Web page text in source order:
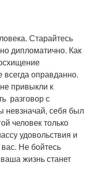
Старайтесь
дипломатично. Как
всегда оправданно.
привыкли к
разговор с
невзначай, себя был
человек только
удовольствия и
Не бойтесь
жизнь станет